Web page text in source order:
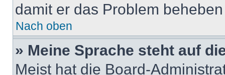
damit er das Problem
Nach oben
» Meine Sprache steht auf
Meist hat die Board-